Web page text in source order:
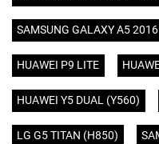
SAMSUNG GALAXY A5
HUAWEI P9 LITE
HUAWEI Y5 DUAL (Y560)
LG G5 TITAN (H850)